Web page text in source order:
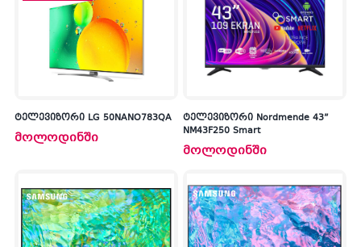
ტელევიზორი LG 50NANO783QA
მოლოდინში
ტელევიზორი Nordmende 43”
NM43F250 Smart
მოლოდინში